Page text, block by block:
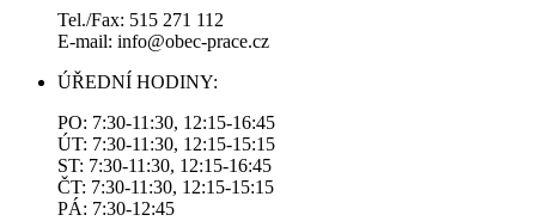
Tel./Fax: 515 271 112
E-mail: info@obec-prace.cz
ÚŘEDNÍ HODINY:
PO: 7:30-11:30, 12:15-16:45
ÚT: 7:30-11:30, 12:15-15:15
ST: 7:30-11:30, 12:15-16:45
ČT: 7:30-11:30, 12:15-15:15
PÁ: 7:30-12:45